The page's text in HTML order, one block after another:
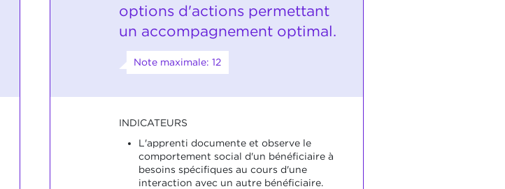
options d'actions permettant
un accompagnement optimal.
Note maximale: 12
INDICATEURS
L'apprenti documente et observe le
comportement social d'un bénéficiaire à
besoins spécifiques au cours d'une
interaction avec un autre bénéficiaire.